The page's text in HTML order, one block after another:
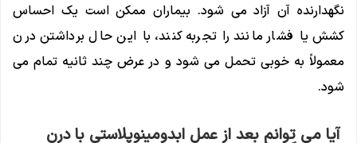
نگهدارنده آن آزاد می شود. بیماران ممکن است یک احساس
کشش یا فشار مانند را تجربه کنند، با این حال برداشتن درن
معمولاً به خوبی تحمل می شود و در عرض چند ثانیه تمام می
شود.
آیا می توانم بعد از عمل ابدومینوپلاستی با درن